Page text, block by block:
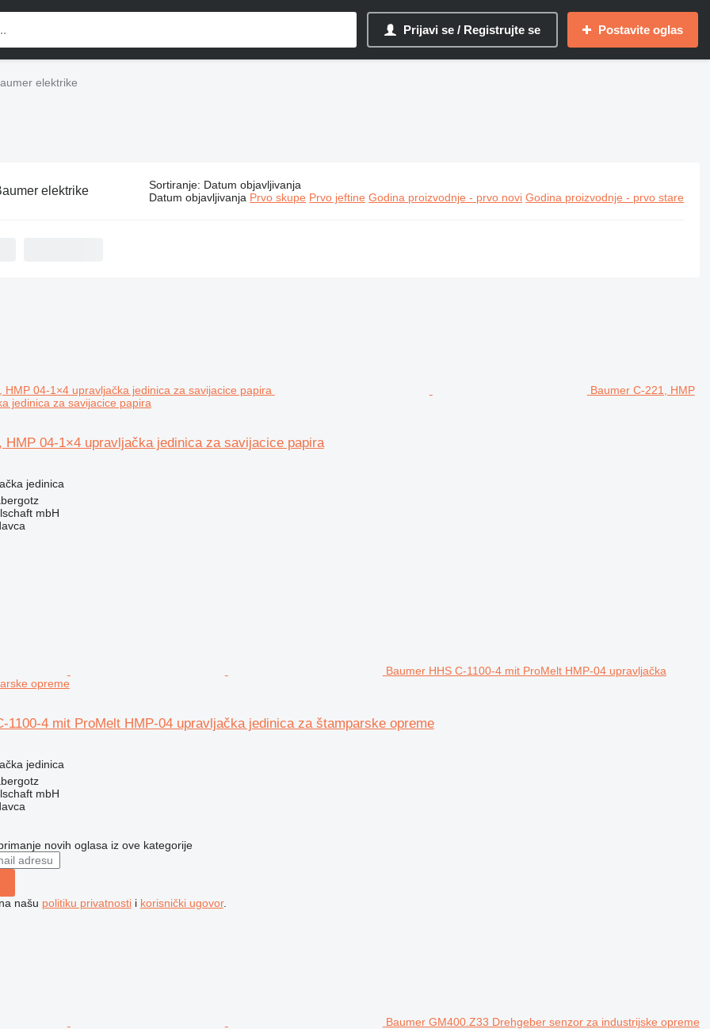
Prijavi se / Registrujte se Postavite oglas
elektrike
elektrike Sortiranje: Datum objavljivanja
Datum objavljivanja Prvo skupe Prvo jeftine Godina proizvodnje - prvo novi Godina proizvodnje - prvo stare
Baumer C-221, HMP
jedinica za savijacice papira
HMP 04-1×4 upravljačka jedinica za savijacice papira
jedinica
mbH
Baumer HHS C-1100-4 mit ProMelt HMP-04 upravljačka
opreme
1100-4 mit ProMelt HMP-04 upravljačka jedinica za štamparske opreme
jedinica
mbH
novih oglasa iz ove kategorije
našu politiku privatnostii korisnički ugovor.
Baumer GM400.Z33 Drehgeber senzor za industrijske opreme